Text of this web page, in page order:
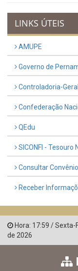
LINKS ÚTEIS
AMUPE
Governo de
Controladoria-
Confederação
QEdu
SICONFI - Tesouro
Consultar
Receber
Hora: 17:59 /Sexta-
de 2026